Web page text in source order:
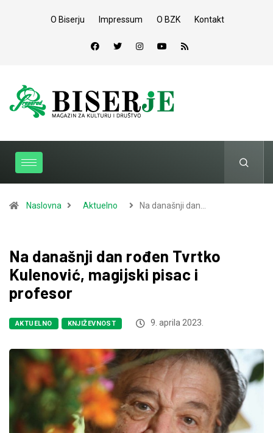
O Biserju Impressum O BZK Kontakt
Naslovna Aktuelno Na današnji dan…
Na današnji dan rođen Tvrtko
Kulenović, magijski pisac i
profesor
AKTUELNO KNJIŽEVNOST 9. aprila 2023.